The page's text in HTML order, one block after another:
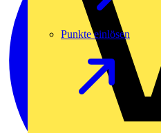
Punkte einlösen